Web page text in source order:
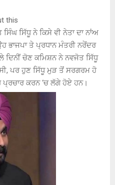
this
ਸਿੱਧੂ ਨੇ ਕਿਸੇ ਵੀ ਨੇਤਾ ਦਾ ਨਾਂਅ
ਭਾਜਪਾ ਤੇ ਪ੍ਰਧਾਨ ਮੰਤਰੀ ਨਰੇਂਦਰ
ਦਿਨੀਂ ਚੋਣ ਕਮਿਸ਼ਨ ਨੇ ਨਵਜੋਤ ਸਿੱਧੂ
ਪਰ ਹੁਣ ਸਿੱਧੂ ਮੁੜ ਤੋਂ ਸਰਗਰਮ ਹੋ
ਕਰਨ ‘ਚ ਲੱਗੇ ਹੋਏ ਹਨ।